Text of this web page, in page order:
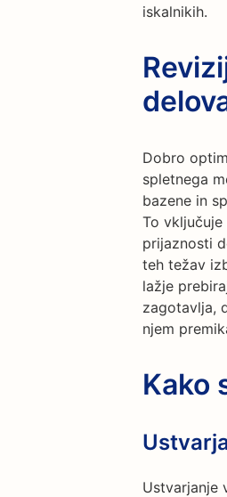
iskalnikih.
Dobro
spletnega
bazene in
To vključuje
prijaznosti
teh težav
lažje
zagotavlja,
njem
Kako
Ustvarjanje